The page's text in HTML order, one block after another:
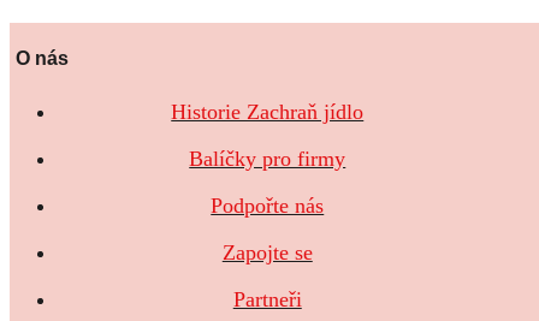
O nás
Historie Zachraň jídlo
Balíčky pro firmy
Podpořte nás
Zapojte se
Partneři